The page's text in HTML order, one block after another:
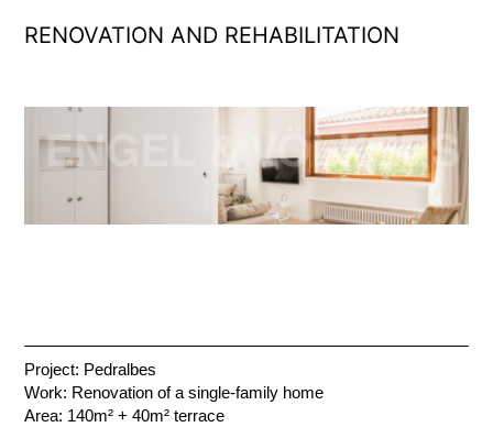
RENOVATION AND REHABILITATION
Project: Pedralbes
Work: Renovation of a single-family home
Area: 140m² + 40m² terrace